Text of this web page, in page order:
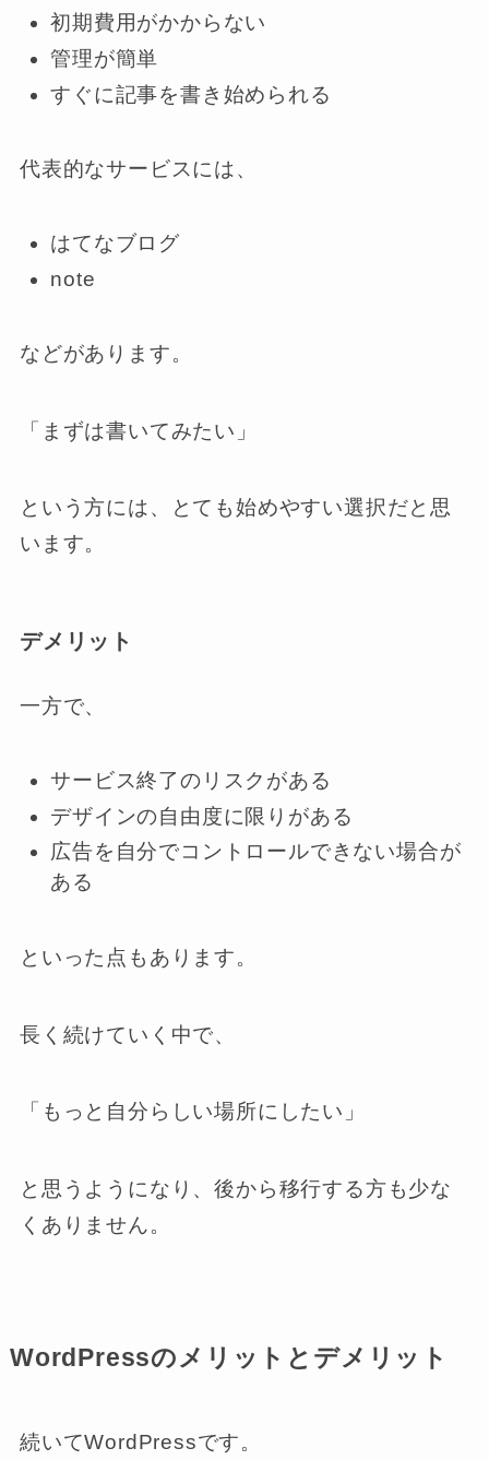
初期費用がかからない
管理が簡単
すぐに記事を書き始められる
代表的なサービスには、
はてなブログ
note
などがあります。
「まずは書いてみたい」
という方には、とても始めやすい選択だと思
います。
デメリット
一方で、
サービス終了のリスクがある
デザインの自由度に限りがある
広告を自分でコントロールできない場合が
ある
といった点もあります。
長く続けていく中で、
「もっと自分らしい場所にしたい」
と思うようになり、後から移行する方も少な
くありません。
WordPressのメリットとデメリット
続いてWordPressです。